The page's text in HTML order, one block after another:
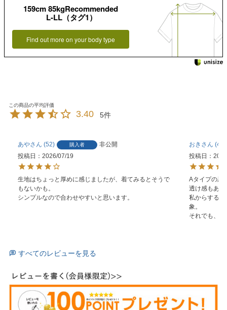
159cm 85kgRecommended
L-LL（タグ1）
Find out more on your body type
3.40 5
あや 52 購入者
非公開
投稿日
2026/07/19
生地はちょっと厚めに感じましたが、着てみるとそうで
もないかも。
シンプルなので合わせやすいと思います。
おき
4
投稿日
Aタイプの黒
透け感もあ
私からする
象。
それでも、
すべてのレビューを見る